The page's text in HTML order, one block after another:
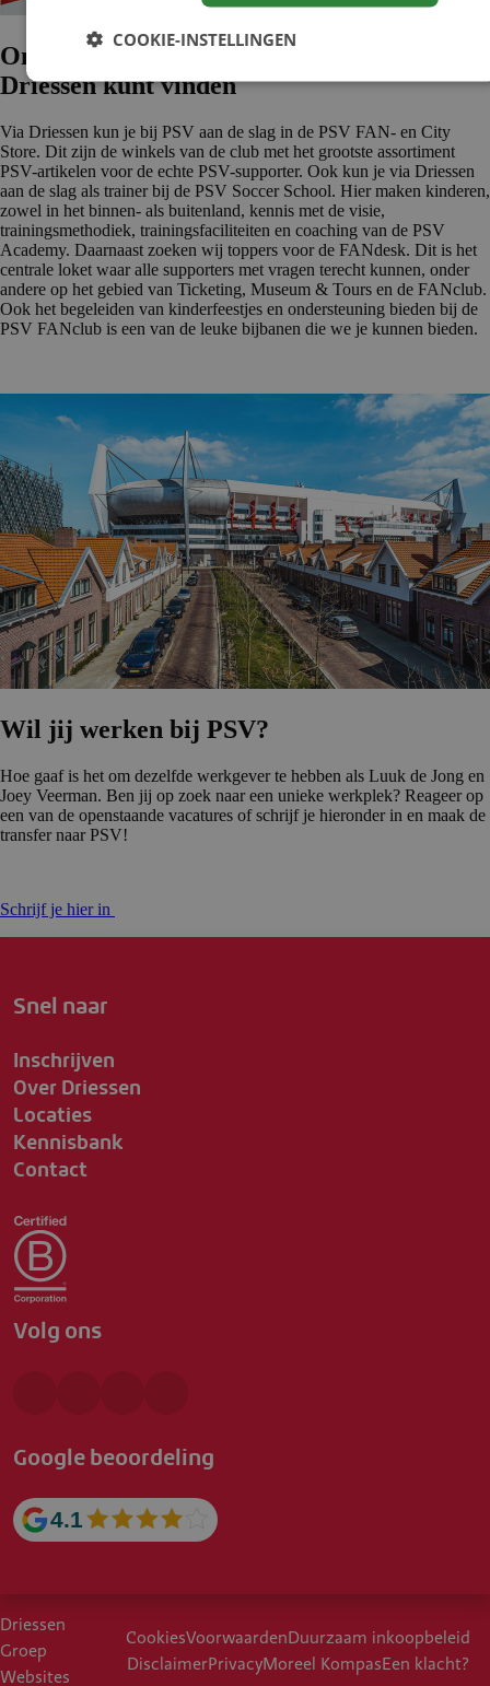
Ontdek welke banen je bij PSV via
Driessen kunt vinden
Via Driessen kun je bij PSV aan de slag in de PSV FAN- en City
Store. Dit zijn de winkels van de club met het grootste assortiment
PSV-artikelen voor de echte PSV-supporter. Ook kun je via Driessen
aan de slag als trainer bij de PSV Soccer School. Hier maken kinderen,
zowel in het binnen- als buitenland, kennis met de visie,
trainingsmethodiek, trainingsfaciliteiten en coaching van de PSV
Academy. Daarnaast zoeken wij toppers voor de FANdesk. Dit is het
centrale loket waar alle supporters met vragen terecht kunnen, onder
andere op het gebied van Ticketing, Museum & Tours en de FANclub.
Ook het begeleiden van kinderfeestjes en ondersteuning bieden bij de
PSV FANclub is een van de leuke bijbanen die we je kunnen bieden.
Wil jij werken bij PSV?
Hoe gaaf is het om dezelfde werkgever te hebben als Luuk de Jong en
Joey Veerman. Ben jij op zoek naar een unieke werkplek? Reageer op
een van de openstaande vacatures of schrijf je hieronder in en maak de
transfer naar PSV!
Schrijf je hier in
Snel naar
Inschrijven
Over Driessen
Locaties
Kennisbank
Contact
Volg ons
Google beoordeling
4.1
Driessen
Groep
Websites
CookiesVoorwaardenDuurzaam inkoopbeleid
DisclaimerPrivacyMoreel KompasEen klacht?
COOKIE-INSTELLINGEN